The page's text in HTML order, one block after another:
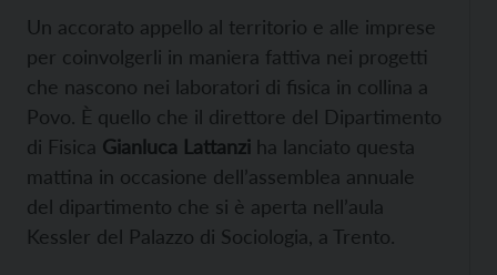
Un accorato appello al territorio e alle imprese
per coinvolgerli in maniera fattiva nei progetti
che nascono nei laboratori di fisica in collina a
Povo. È quello che il direttore del Dipartimento
di Fisica Gianluca Lattanzi ha lanciato questa
mattina in occasione dell’assemblea annuale
del dipartimento che si è aperta nell’aula
Kessler del Palazzo di Sociologia, a Trento.